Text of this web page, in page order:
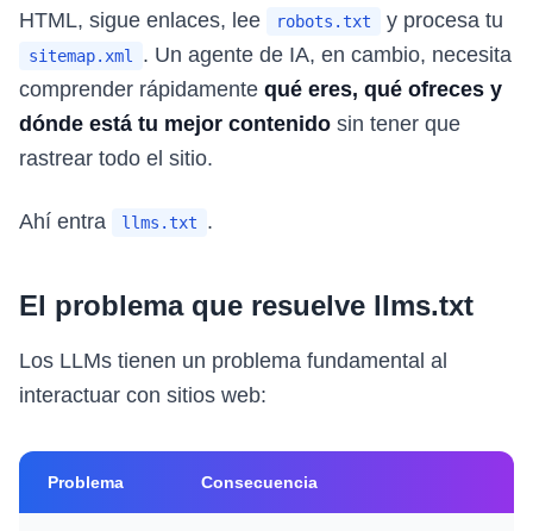
HTML, sigue enlaces, lee
robots.txt y procesa tu
sitemap.xml
. Un agente de IA, en cambio, necesita
comprender rápidamente qué eres, qué ofreces y
dónde está tu mejor contenido sin tener que
rastrear todo el sitio.
Ahí entra llms.txt .
El problema que resuelve llms.txt
Los LLMs tienen un problema fundamental al
interactuar con sitios web:
Problema Consecuencia